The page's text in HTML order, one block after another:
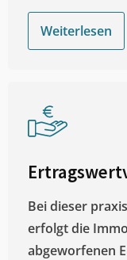
Weiterlesen
Bei dieser
erfolgt die
abgeworfenen